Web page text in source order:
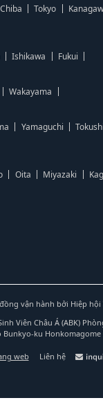
Chiba Tokyo
Ishikawa
Fukui
Wakayama
Yamaguchi
Oita Miyazaki
vận hành bởi Hiệp hội
Viên Châu Á (ABK)
Bunkyo-ku Honkomagome
web Liên hệ